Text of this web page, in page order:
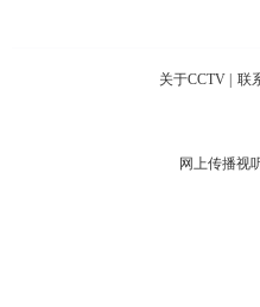
关于CCTV 联
网上传播视